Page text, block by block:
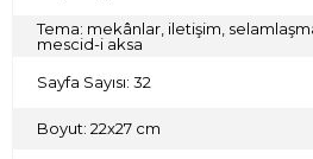
Tema: mekânlar, iletişim,
mescid-i aksa
Sayfa Sayısı: 32
Boyut: 22x27 cm